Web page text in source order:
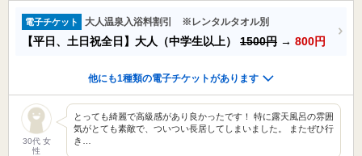
電子チケット 大人温泉入浴料割引 ※レンタルタオル別
【平日、土日祝全日】大人（中学生以上） 1500円 → 800円
他にも1種類の電子チケットがあります
30代 女
性
とっても綺麗で高級感があり良かったです！ 特に露天風呂の雰囲
気がとても素敵で、ついつい長居してしまいました。 またぜひ行
き…